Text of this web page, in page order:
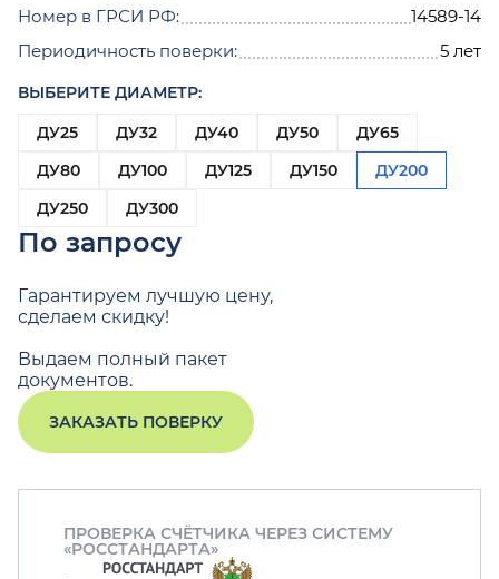
Номер в ГРСИ РФ:
14589-14
Периодичность поверки:
5 лет
ВЫБЕРИТЕ ДИАМЕТР:
ДУ25
ДУ32 ДУ40 ДУ50
ДУ65
ДУ80
ДУ100 ДУ125 ДУ150
ДУ200
ДУ250
ДУ300
По запросу
Гарантируем лучшую цену,
сделаем скидку!
Выдаем полный пакет
документов.
ЗАКАЗАТЬ ПОВЕРКУ
ПРОВЕРКА СЧЁТЧИКА ЧЕРЕЗ СИСТЕМУ
«РОССТАНДАРТА»